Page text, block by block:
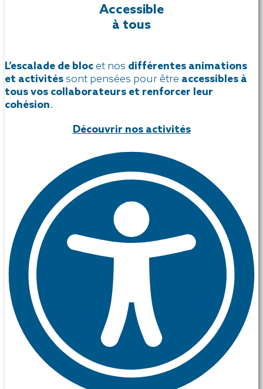
Accessible
à tous
L’escalade de blocet nos différentes animations
et activités sont pensées pour être accessibles à
tous vos collaborateurs et renforcer leur
cohésion.
Découvrir nos activités